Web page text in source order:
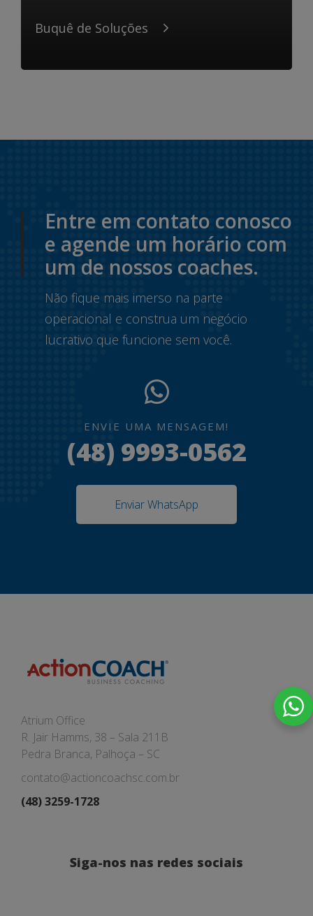
Buquê de Soluções
Entre em contato conosco
e agende um horário com
um de nossos coaches.
Não fique mais imerso na parte
operacional e construa um negócio
lucrativo que funcione sem você.
ENVIE UMA MENSAGEM!
(48) 9993-0562
Enviar WhatsApp
Atrium Office
R. Jair Hamms, 38 – Sala 211B
Pedra Branca, Palhoça – SC
contato@actioncoachsc.com.br
(48) 3259-1728
Siga-nos nas redes sociais